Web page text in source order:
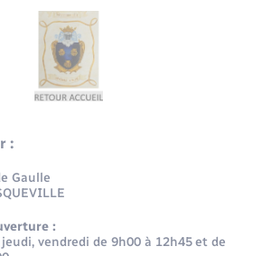
:
Gaulle
:
vendredi de 9h00 à 12h45 et de